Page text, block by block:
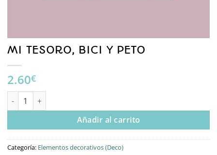
MI TESORO, BICI Y PETO
2.60€
MI TESORO, BICI Y PETO cantidad
Añadir al carrito
Categoría: Elementos decorativos (Deco)